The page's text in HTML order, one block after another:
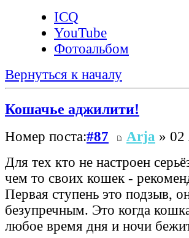
ICQ
YouTube
Фотоальбом
Вернуться к началу
Кошачье аджилити!
Номер поста:#87 Arja » 02
Для тех кто не настроен
чем то своих кошек -
Первая ступень это подзыв,
безупречным. Это когда
любое время дня и ночи